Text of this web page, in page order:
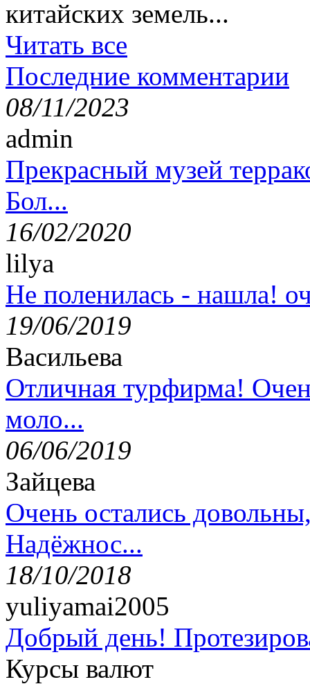
китайских земель...
Читать все
Последние комментарии
08/11/2023
admin
Прекрасный музей
Бол...
16/02/2020
lilya
Не поленилась - нашла!
19/06/2019
Васильева
Отличная турфирма!
моло...
06/06/2019
Зайцева
Очень остались
Надёжнос...
18/10/2018
yuliyamai2005
Добрый день!
Курсы валют